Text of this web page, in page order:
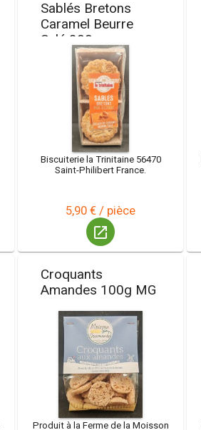
Sablés Bretons
Caramel Beurre
Salé 300g
Biscuiterie la Trinitaine 56470
Saint-Philibert France.
5,90 € / pièce
launch
Croquants
Amandes 100g MG
Produit à la Ferme de la Moisson